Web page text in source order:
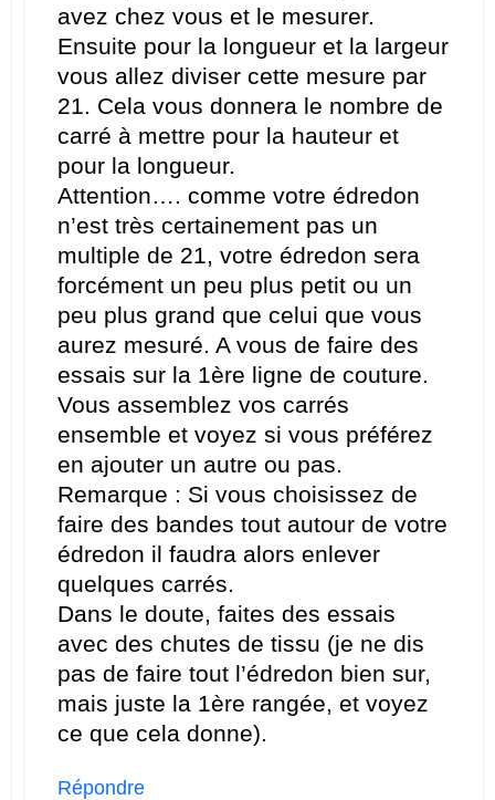
avez chez vous et le mesurer.
Ensuite pour la longueur et la largeur
vous allez diviser cette mesure par
21. Cela vous donnera le nombre de
carré à mettre pour la hauteur et
pour la longueur.
Attention…. comme votre édredon
n’est très certainement pas un
multiple de 21, votre édredon sera
forcément un peu plus petit ou un
peu plus grand que celui que vous
aurez mesuré. A vous de faire des
essais sur la 1ère ligne de couture.
Vous assemblez vos carrés
ensemble et voyez si vous préférez
en ajouter un autre ou pas.
Remarque : Si vous choisissez de
faire des bandes tout autour de votre
édredon il faudra alors enlever
quelques carrés.
Dans le doute, faites des essais
avec des chutes de tissu (je ne dis
pas de faire tout l’édredon bien sur,
mais juste la 1ère rangée, et voyez
ce que cela donne).
Répondre